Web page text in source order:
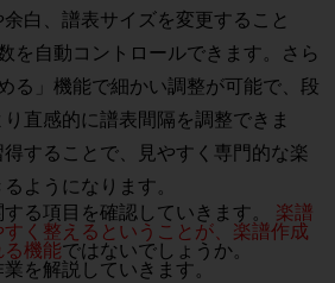
白、譜表サイズを変更すること
を自動コントロールできます。さら
る」機能で細かい調整が可能で、段
直感的に譜表間隔を調整できま
することで、見やすく専門的な楽
ようになります。
る項目を確認していきます。
楽譜
く整えるということが、楽譜作成
機能ではないでしょうか。
を解説していきます。